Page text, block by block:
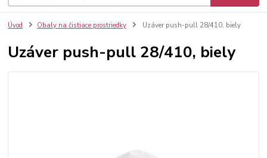
Úvod Obaly na čistiace prostriedky Uzáver push-pull 28/410, biely
Uzáver push-pull 28/410, biely